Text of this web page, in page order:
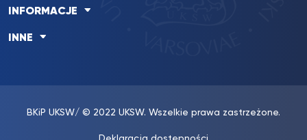
INFORMACJE
INNE
BKiP UKSW/ © 2022 UKSW. Wszelkie prawa zastrzeżone.